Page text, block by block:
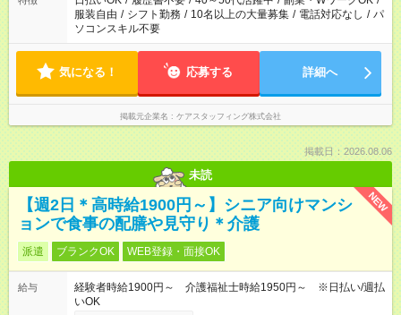
服装自由 / シフト勤務 / 10名以上の大量募集 / 電話対応なし / パ
ソコンスキル不要
気になる！ 応募する 詳細へ
掲載元企業名 ケアスタッフィング株式会社
掲載日：2026.08.06
未読
NEW
【週2日＊高時給1900円～】シニア向けマンシ
ョンで食事の配膳や見守り＊介護
派遣 ブランクOK WEB登録・面接OK
給与
経験者時給1900円～ 介護福祉士時給1950円～ ※日払い/週払
いOK